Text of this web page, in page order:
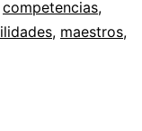
competencias,
, maestros,